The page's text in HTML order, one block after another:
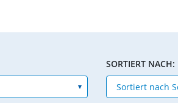
SORTIERT NACH: